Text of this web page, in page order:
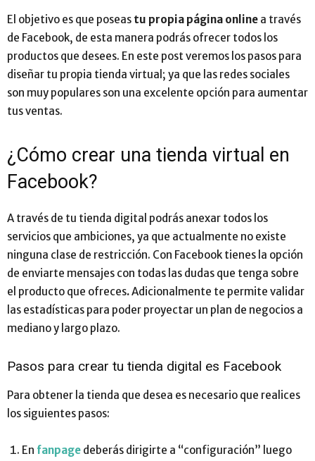
El objetivo es que poseas tu propia página online a través
de Facebook, de esta manera podrás ofrecer todos los
productos que desees. En este post veremos los pasos para
diseñar tu propia tienda virtual; ya que las redes sociales
son muy populares son una excelente opción para aumentar
tus ventas.
¿Cómo crear una tienda virtual en
Facebook?
A través de tu tienda digital podrás anexar todos los
servicios que ambiciones, ya que actualmente no existe
ninguna clase de restricción. Con Facebook tienes la opción
de enviarte mensajes con todas las dudas que tenga sobre
el producto que ofreces.Adicionalmente te permite validar
las estadísticas para poder proyectar un plan de negocios a
mediano y largo plazo.
Pasos para crear tu tienda digital es Facebook
Para obtener la tienda que desea es necesario que realices
los siguientes pasos:
En fanpage deberás dirigirte a “configuración” luego